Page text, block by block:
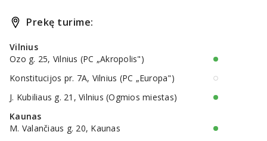
Prekę turime:
Vilnius
Ozo g. 25, Vilnius (PC „Akropolis")
Konstitucijos pr. 7A, Vilnius (PC „Europa")
J. Kubiliaus g. 21, Vilnius (Ogmios miestas)
Kaunas
M. Valančiaus g. 20, Kaunas